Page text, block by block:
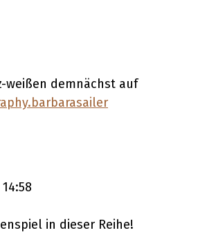
weißen demnächst auf
in dieser Reihe!